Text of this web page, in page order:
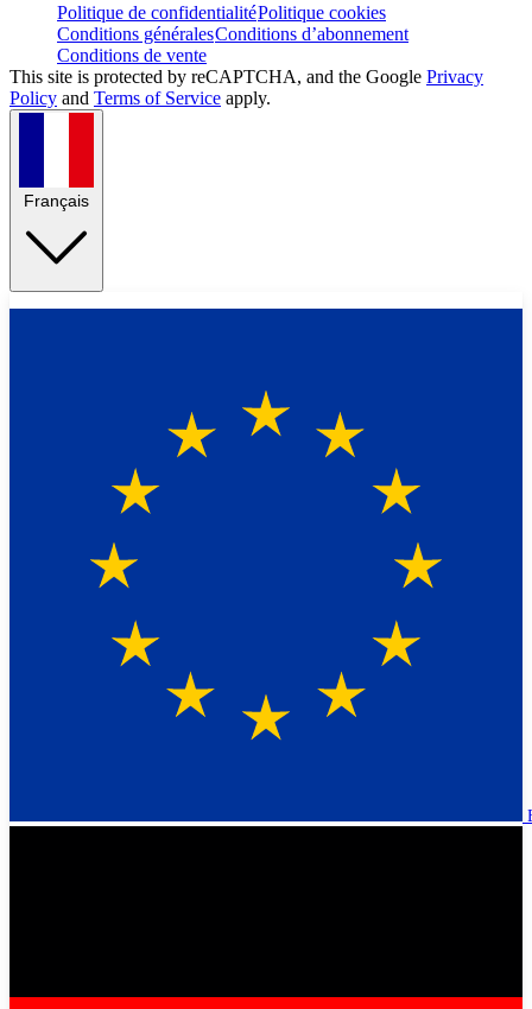
Politique de confidentialitéPolitique cookies
Conditions généralesConditions d’abonnement
Conditions de vente
This site is protected by reCAPTCHA, and the Google Privacy
Policy and Terms of Service apply.
Français